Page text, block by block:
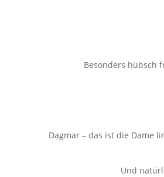
Besonders hübsch
Dagmar – das ist die Dame
Und